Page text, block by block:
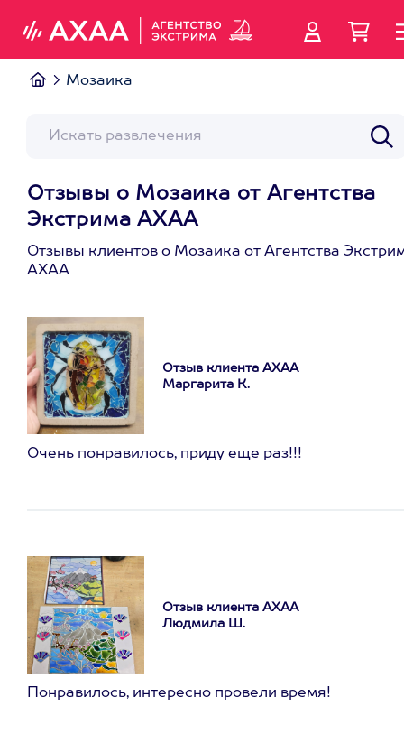
Мозаика
Отзывы о Мозаика от Агентства
Экстрима АХАА
Отзывы клиентов о Мозаика от Агентства
АХАА
Отзыв клиента АХАА
Маргарита К.
Очень понравилось, приду еще раз!!!
Отзыв клиента АХАА
Людмила Ш.
Понравилось, интересно провели время!